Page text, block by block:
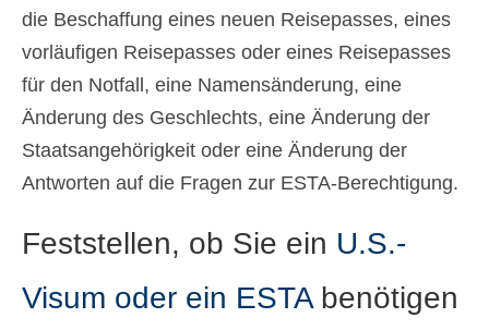
die Beschaffung eines neuen Reisepasses, eines
vorläufigen Reisepasses oder eines Reisepasses
für den Notfall, eine Namensänderung, eine
Änderung des Geschlechts, eine Änderung der
Staatsangehörigkeit oder eine Änderung der
Antworten auf die Fragen zur ESTA-Berechtigung.
Feststellen, ob Sie ein U.S.-
Visum oder ein ESTAbenötigen